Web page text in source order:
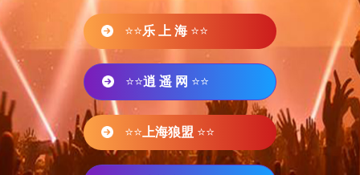
⭐⭐乐 上 海 ⭐⭐
⭐⭐逍 遥 网 ⭐⭐
⭐⭐ 上海狼盟 ⭐⭐